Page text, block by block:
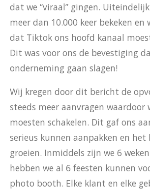
dat we “viraal” gingen.
meer dan 10.000 keer bekeken en
dat Tiktok ons hoofd kanaal
Dit was voor ons de bevestiging
onderneming gaan slagen!
Wij kregen door dit bericht de
steeds meer aanvragen waardoor
moesten schakelen. Dit gaf ons
serieus kunnen aanpakken en
groeien. Inmiddels zijn we 6
hebben we al 6 feesten kunnen
photo booth. Elke klant en elke